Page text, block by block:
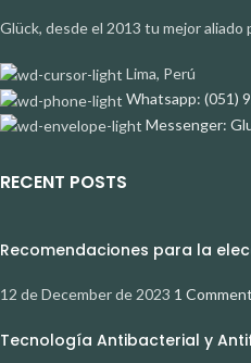
Glück, desde el 2013 tu mejor aliado
Lima, Perú
Whatsapp: (051)
Messenger:
RECENT POSTS
Recomendaciones para la
12 de December de 2023 1 Comment
Tecnología Antibacterial y